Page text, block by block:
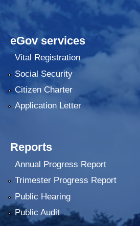
eGov services
Vital Registration
Social Security
Citizen Charter
Application Letter
Reports
Annual Progress Report
Trimester Progress Report
Public Hearing
Public Audit